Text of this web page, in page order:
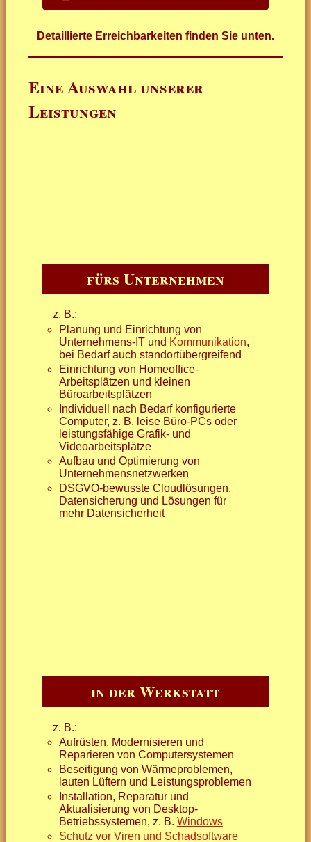
Detaillierte Erreichbarkeiten finden Sie unten.
Eine Auswahl unserer
Leistungen
fürs Unternehmen
z. B.:
Planung und Einrichtung von
Unternehmens-IT und Kommunikation,
bei Bedarf auch standortübergreifend
Einrichtung von Homeoffice-
Arbeitsplätzen und kleinen
Büroarbeitsplätzen
Individuell nach Bedarf konfigurierte
Computer, z. B. leise Büro-PCs oder
leistungsfähige Grafik- und
Videoarbeitsplätze
Aufbau und Optimierung von
Unternehmensnetzwerken
DSGVO-bewusste Cloudlösungen,
Datensicherung und Lösungen für
mehr Datensicherheit
in der Werkstatt
z. B.:
Aufrüsten, Modernisieren und
Reparieren von Computersystemen
Beseitigung von Wärmeproblemen,
lauten Lüftern und Leistungsproblemen
Installation, Reparatur und
Aktualisierung von Desktop-
Betriebssystemen, z. B. Windows
Schutz vor Viren und Schadsoftware